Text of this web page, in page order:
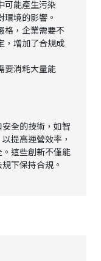
可能產生污染
環境的影響。
格，企業需要不
，增加了合規成
要消耗大量能
全的技術，如智
提高運營效率，
這些創新不僅能
下保持合規。